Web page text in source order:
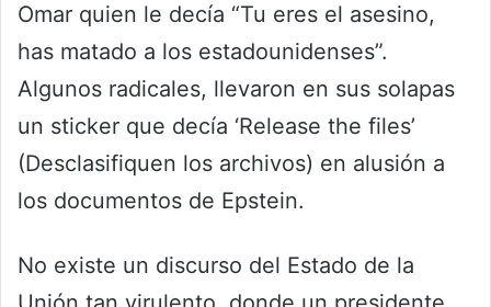
Omar quien le decía “Tu eres el asesino,
has matado a los estadounidenses”.
Algunos radicales, llevaron en sus solapas
un sticker que decía ‘Release the files’
(Desclasifiquen los archivos) en alusión a
los documentos de Epstein.
No existe un discurso del Estado de la